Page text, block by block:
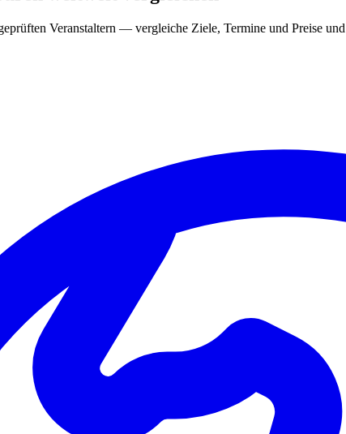
Veranstaltern — vergleiche Ziele, Termine und Preise